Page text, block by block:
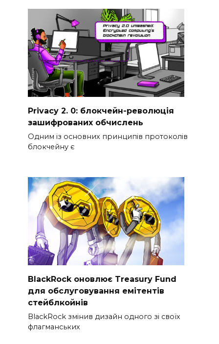
Privacy 2. 0: блокчейн-революція
зашифрованих обчислень
Одним із основних принципів протоколів
блокчейну є
BlackRock оновлює Treasury Fund
для обслуговування емітентів
стейблкойнів
BlackRock змінив дизайн одного зі своїх
флагманських